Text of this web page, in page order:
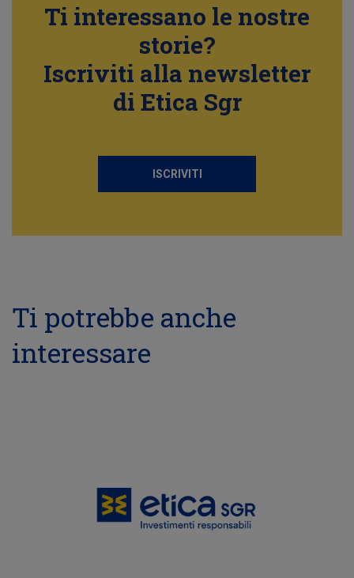
Ti interessano le nostre
storie?
Iscriviti alla newsletter
di Etica Sgr
ISCRIVITI
Ti potrebbe anche
interessare